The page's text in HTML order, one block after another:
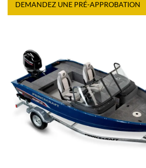
DEMANDEZ UNE PRÉ-APPROBATION